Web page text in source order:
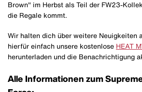
Brown" im Herbst als Teil der FW23-
die Regale kommt.
Wir halten dich über weitere Neuigkeiten
hierfür einfach unsere kostenlose HEAT
herunterladen und die Benachrichtigung
Alle Informationen zum